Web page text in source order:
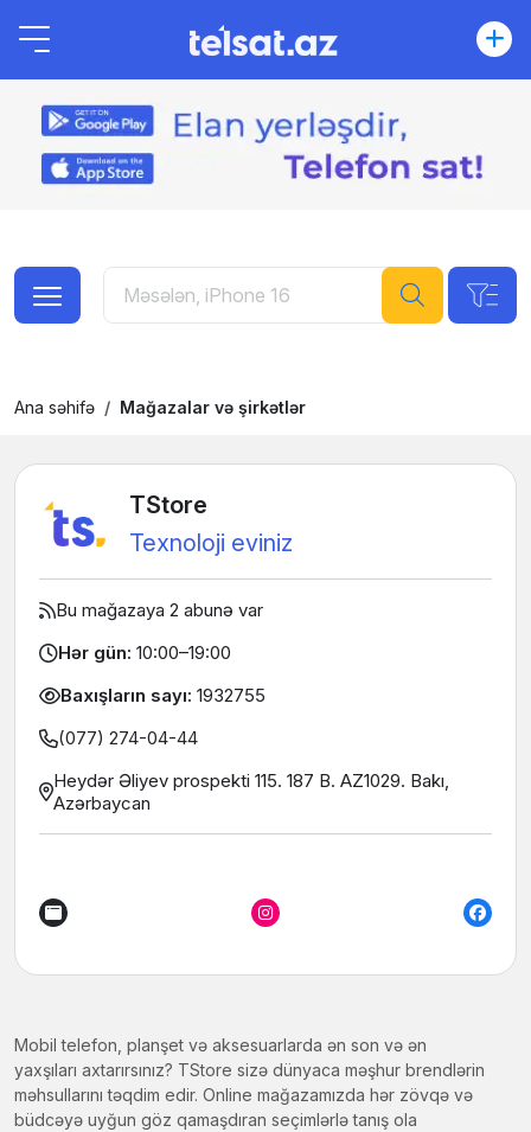
Ana səhifə Mağazalar və şirkətlər
TStore
Texnoloji eviniz
Bu mağazaya 2 abunə var
Hər gün: 10:00–19:00
Baxışların sayı: 1932755
(077) 274-04-44
Heydər Əliyev prospekti 115. 187 B. AZ1029. Bakı,
Azərbaycan
Mobil telefon, planşet və aksesuarlarda ən son və ən
yaxşıları axtarırsınız? TStore sizə dünyaca məşhur brendlərin
məhsullarını təqdim edir. Online mağazamızda hər zövqə və
büdcəyə uyğun göz qamaşdıran seçimlərlə tanış ola